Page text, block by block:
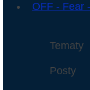
OFF - Fear
Tematy
Posty